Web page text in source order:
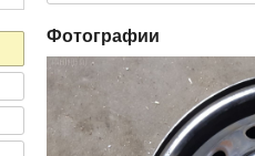
Фотографии